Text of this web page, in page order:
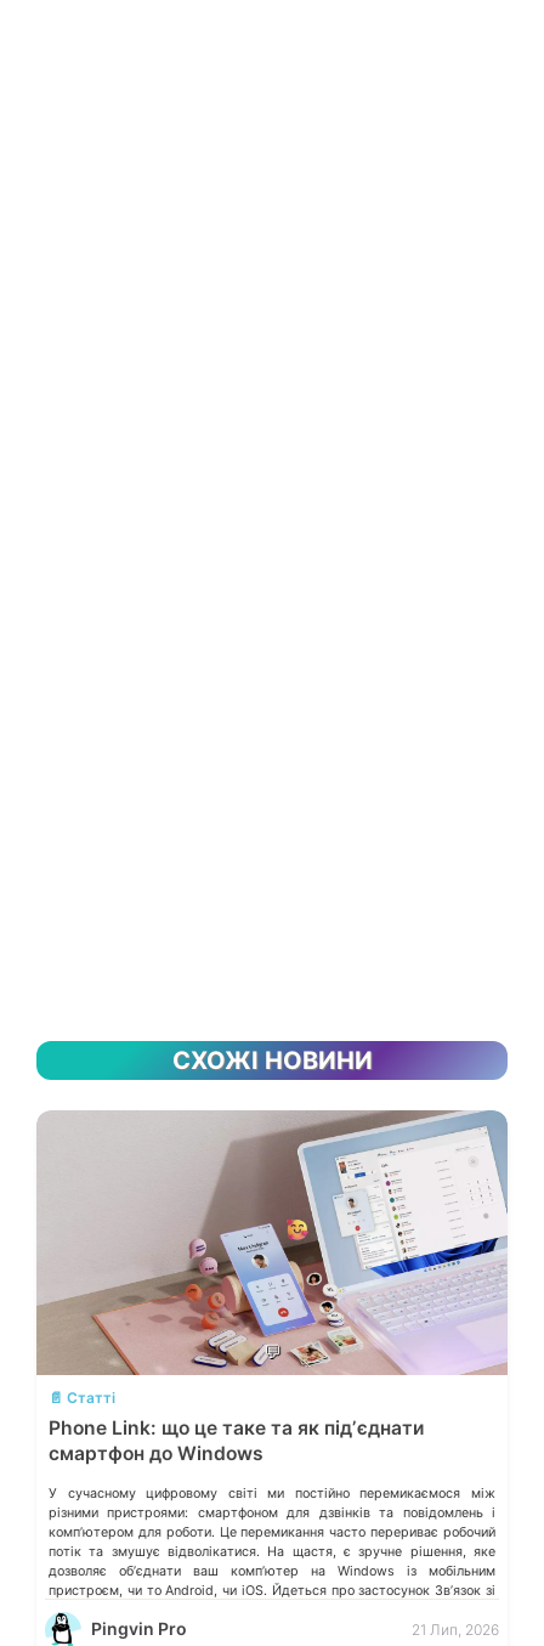
СХОЖІ НОВИНИ
💬
📄 Статті
Phone Link: що це таке та як підʼєднати
смартфон до Windows
У сучасному цифровому світі ми постійно перемикаємося між
різними пристроями: смартфоном для дзвінків та повідомлень і
компʼютером для роботи. Це перемикання часто перериває робочий
потік та змушує відволікатися. На щастя, є зручне рішення, яке
дозволяє обʼєднати ваш компʼютер на Windows із мобільним
пристроєм, чи то Android, чи iOS. Йдеться про застосунок Звʼязок зі
смартфоном (Phone Link) від Microsoft, що перетворює ваш ПК на
своєрідний «міст» до функцій смартфона.
Pingvin Pro 21 Лип, 2026